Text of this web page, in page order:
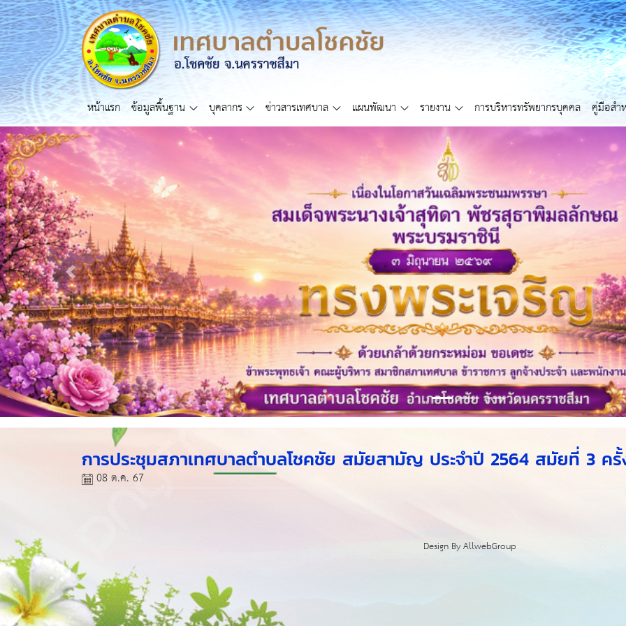
หน้าแรก ข้อมูลพื้นฐาน บุคลากร ข่าวสารเทศบาล แผนพัฒนา รายงาน การบริหารทรัพยากรบุคคล คู่มือสำ
Previous
การประชุมสภาเทศบาลตำบลโชคชัย สมัยสามัญ ประจำปี 2564 สมัยที่ 3 ครั้
08 ต.ค. 67
Design ByAllwebGroup